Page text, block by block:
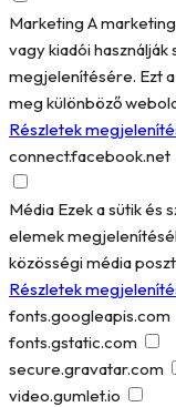
Marketing A
vagy kiadói
megjelenítésére. Ezt
meg különböző
Részletek
connect.facebook.net
Média Ezek a sütik és
elemek
közösségi média
Részletek
fonts.googleapis.com
fonts.gstatic.com
secure.gravatar.com
video.gumlet.io